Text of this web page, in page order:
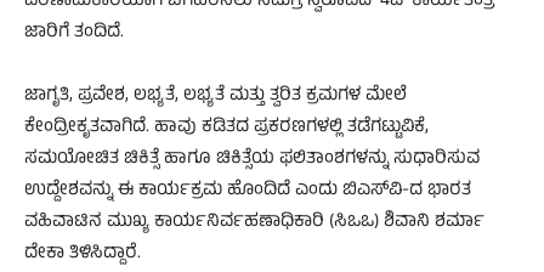
ಜಾರಿಗೆ ತಂದಿದೆ.
ಜಾಗೃತಿ, ಪ್ರವೇಶ, ಲಭ್ಯತೆ, ಲಭ್ಯತೆ ಮತ್ತು ತ್ವರಿತ ಕ್ರಮಗಳ ಮೇಲೆ
ಕೇಂದ್ರೀಕೃತವಾಗಿದೆ. ಹಾವು ಕಡಿತದ ಪ್ರಕರಣಗಳಲ್ಲಿ ತಡೆಗಟ್ಟುವಿಕೆ,
ಸಮಯೋಚಿತ ಚಿಕಿತ್ಸೆ ಹಾಗೂ ಚಿಕಿತ್ಸೆಯ ಫಲಿತಾಂಶಗಳನ್ನು ಸುಧಾರಿಸುವ
ಉದ್ದೇಶವನ್ನು ಈ ಕಾರ್ಯಕ್ರಮ ಹೊಂದಿದೆ ಎಂದು ಬಿಎಸ್‍ವಿ-ದ ಭಾರತ
ವಹಿವಾಟಿನ ಮುಖ್ಯ ಕಾರ್ಯನಿರ್ವಹಣಾಧಿಕಾರಿ (ಸಿಒಒ) ಶಿವಾನಿ ಶರ್ಮಾ
ದೇಕಾ ತಿಳಿಸಿದ್ದಾರೆ.